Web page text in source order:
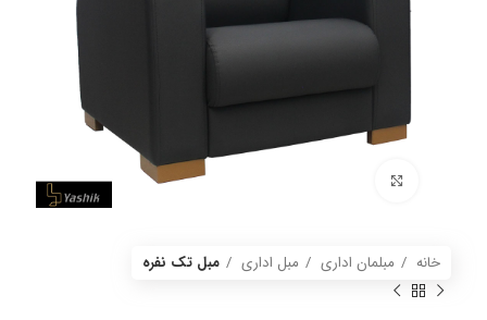
خانه مبلمان اداری مبل اداری مبل تک نفره